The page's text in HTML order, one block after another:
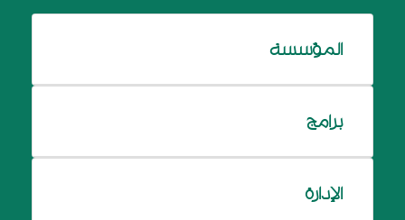
المؤسسة
برامج
الإدارة